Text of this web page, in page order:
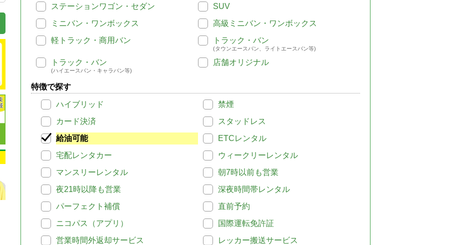
ステーションワゴン・セダン
SUV
ミニバン・ワンボックス
高級ミニバン・ワンボックス
軽トラック・商用バン
トラック・バン
(タウンエースバン、ライトエースバン等)
トラック・バン
(ハイエースバン・キャラバン等)
店舗オリジナル
特徴で探す
ハイブリッド
禁煙
カード決済
スタッドレス
給油可能
ETCレンタル
宅配レンタカー
ウィークリーレンタル
マンスリーレンタル
朝7時以前も営業
夜21時以降も営業
深夜時間帯レンタル
パーフェクト補償
直前予約
ニコパス（アプリ）
国際運転免許証
営業時間外返却サービス
レッカー搬送サービス